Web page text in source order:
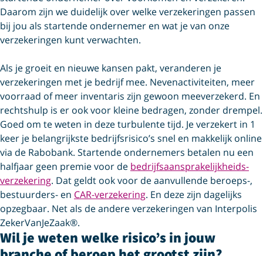
Daarom zijn we duidelijk over welke verzekeringen passen
bij jou als startende ondernemer en wat je van onze
verzekeringen kunt verwachten.
Als je groeit en nieuwe kansen pakt, veranderen je
verzekeringen met je bedrijf mee. Nevenactiviteiten, meer
voorraad of meer inventaris zijn gewoon meeverzekerd. En
rechtshulp is er ook voor kleine bedragen, zonder drempel.
Goed om te weten in deze turbulente tijd. Je verzekert in 1
keer je belangrijkste bedrijfsrisico’s snel en makkelijk online
via de Rabobank. Startende ondernemers betalen nu een
halfjaar geen premie voor de bedrijfs­aansprakelijkheids­
verzekering. Dat geldt ook voor de aanvullende beroeps-,
bestuurders- en CAR-verzekering. En deze zijn dagelijks
opzegbaar. Net als de andere verzekeringen van Interpolis
ZekerVanJeZaak®.
Wil je weten welke risico’s in jouw